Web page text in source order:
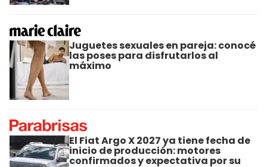
Juguetes sexuales en pareja: conocé
las poses para disfrutarlos al
máximo
El Fiat Argo X 2027 ya tiene fecha de
inicio de producción: motores
confirmados y expectativa por su